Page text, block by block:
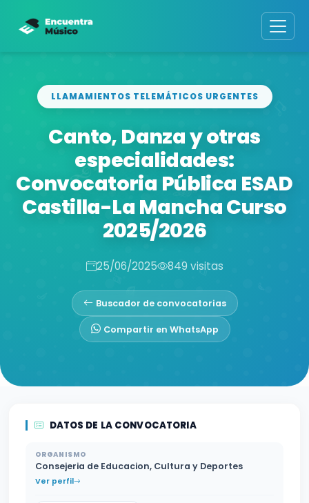
LLAMAMIENTOS TELEMÁTICOS URGENTES
Canto, Danza y otras
especialidades:
Convocatoria Pública ESAD
Castilla-La Mancha Curso
2025/2026
25/06/2025 849 visitas
Buscador de convocatorias
Compartir en WhatsApp
DATOS DE LA CONVOCATORIA
ORGANISMO
Consejeria de Educacion, Cultura y Deportes
Ver perfil